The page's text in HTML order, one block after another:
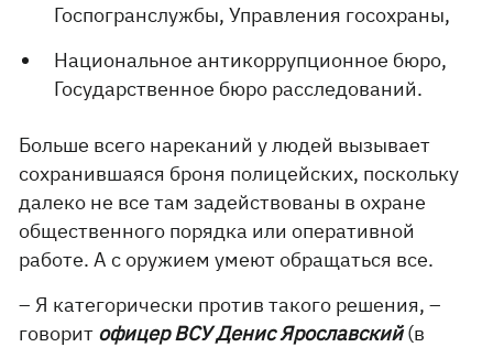
Госпогранслужбы, Управления госохраны,
Национальное антикоррупционное бюро,
Государственное бюро расследований.
Больше всего нареканий у людей вызывает
сохранившаяся броня полицейских, поскольку
далеко не все там задействованы в охране
общественного порядка или оперативной
работе. А с оружием умеют обращаться все.
– Я категорически против такого решения, –
говорит офицер ВСУ Денис Ярославский(в